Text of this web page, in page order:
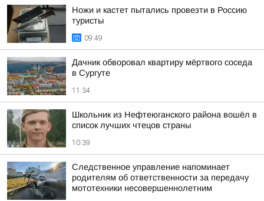
Ножи и кастет пытались провезти в Россию
туристы
09:49
Дачник обворовал квартиру мёртвого соседа
в Сургуте
11:34
Школьник из Нефтеюганского района вошёл в
список лучших чтецов страны
10:39
Следственное управление напоминает
родителям об ответственности за передачу
мототехники несовершеннолетним